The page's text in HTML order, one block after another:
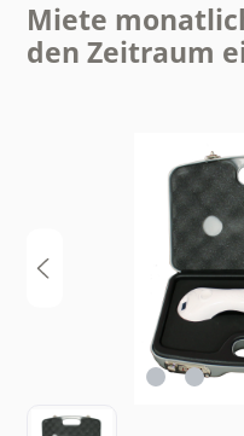
Miete
den Zeitraum